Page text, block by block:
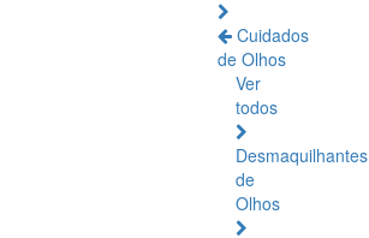
Cuidados
de Olhos
Ver
todos
Desmaquilhantes
de
Olhos